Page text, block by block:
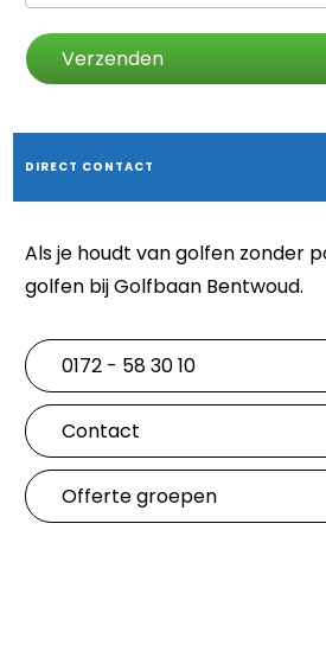
Verzenden
DIRECT CONTACT
Als je houdt van golfen zonder
golfen bij Golfbaan Bentwoud.
0172 - 58 30 10
Contact
Offerte groepen